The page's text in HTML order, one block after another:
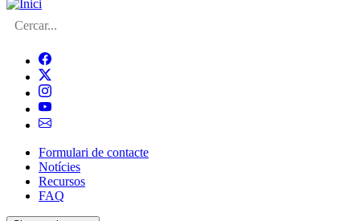
Cerca
Navegació
principal
de
Formulari de contacte
Notícies
Recursos
FAQ